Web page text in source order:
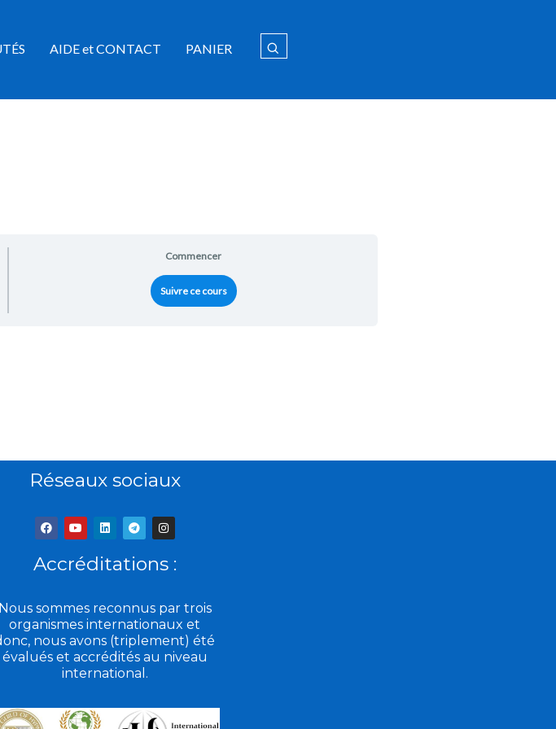
AIDE et CONTACT PANIER
Commencer
Suivre ce cours
Réseaux sociaux
F
a
c
b
Y
o
u
t
u
L
i
k
e
T
e
l
e
g
I
n
s
a
m
Accréditations :
Nous sommes reconnus par trois
organismes internationaux et
nous avons (triplement) été
évalués et accrédités au niveau
international.